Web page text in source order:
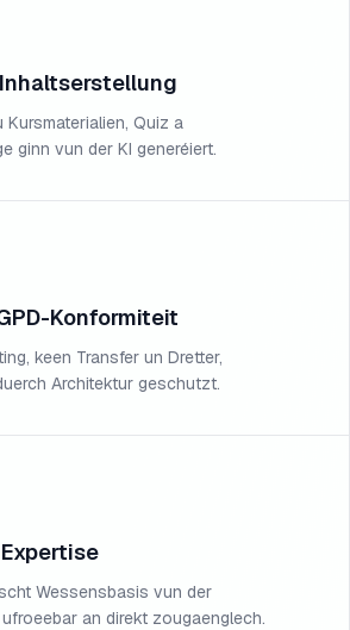
Kursmaterialien, Quiz a
ginn vun der KI generéiert.
Konformiteit
keen Transfer un Dretter,
Architektur geschutzt.
Wessensbasis vun der
an direkt zougaenglech.